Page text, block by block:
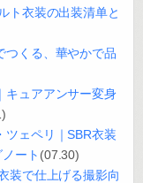
ト衣装の出装清单と
つくる、華やかで品
キュアアンサー変身
ツェペリ｜SBR衣装
ート (07.30)
装で仕上げる撮影向